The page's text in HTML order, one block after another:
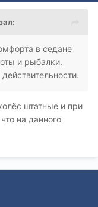
в седане
и рыбалки.
штатные и при
на данного